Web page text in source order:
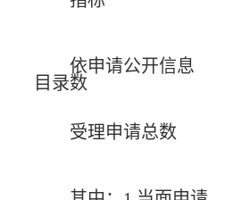
依申请公开信息
目录数
受理申请总数